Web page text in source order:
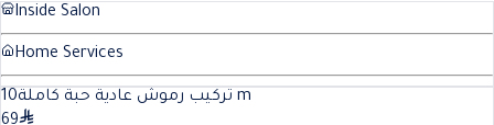
Inside Salon
Home Services
تركيب رموش عادية حبة كاملة10
m